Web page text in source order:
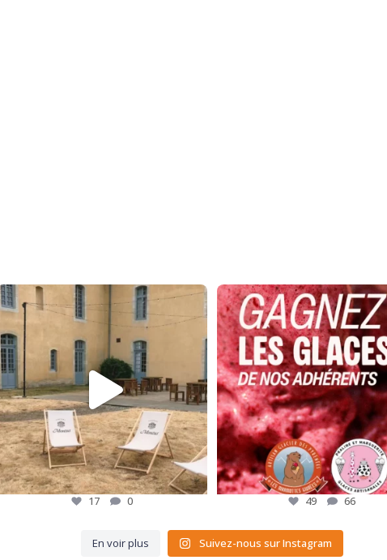
🍷 Nos adhérents font rayonner les saveurs
des ...
17
17 0
CONCOURS GOURMAND 🍦
L`été est là, et pour...
49 66
49 66
En voir plus Suivez-nous sur Instagram